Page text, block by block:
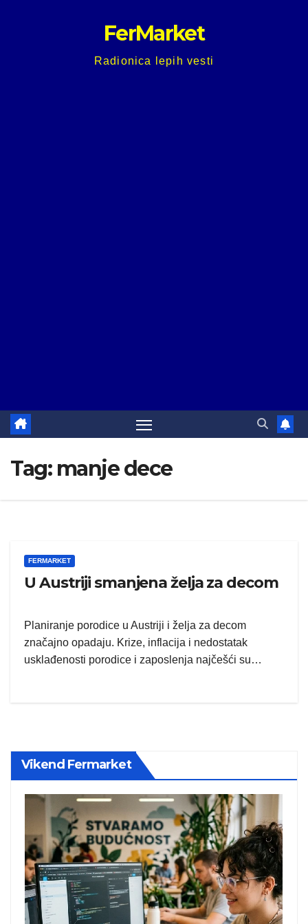
FerMarket
Radionica lepih vesti
Tag: manje dece
FERMARKET
U Austriji smanjena želja za decom
Planiranje porodice u Austriji i želja za decom
značajno opadaju. Krize, inflacija i nedostatak
usklađenosti porodice i zaposlenja najčešći su…
Vikend Fermarket